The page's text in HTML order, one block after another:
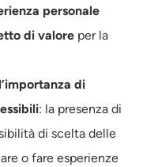
personale
di valore per la
di
: la presenza di
di scelta delle
o fare esperienze